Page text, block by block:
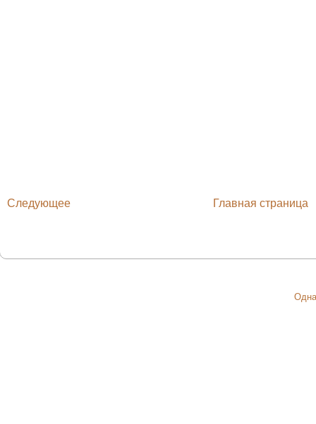
Следующее Главная страница